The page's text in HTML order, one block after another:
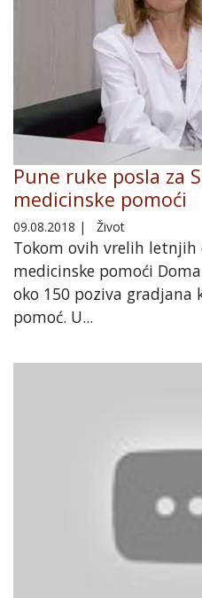
Pune ruke posla za
medicinske pomoći
09.08.2018 | Život
Tokom ovih vrelih letnjih
medicinske pomoći
oko 150 poziva gradjana
pomoć. U...